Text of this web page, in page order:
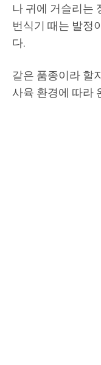
나 귀에 거슬리는
번식기 때는 발정
다.
같은 품종이라 할
사육 환경에 따라